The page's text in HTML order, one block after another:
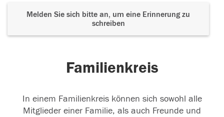
Melden Sie sich bitte an, um eine Erinnerung zu
schreiben
Familienkreis
In einem Familienkreis können sich sowohl alle
Mitglieder einer Familie, als auch Freunde und